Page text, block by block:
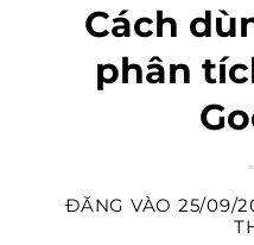
Cách
phân
ĐĂNG VÀO 25/09/